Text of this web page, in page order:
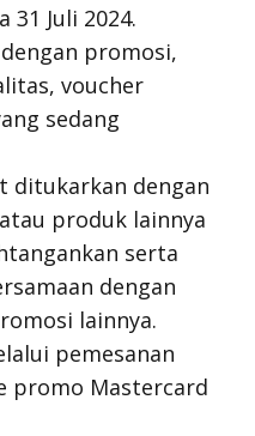
31 Juli 2024.
promosi,
voucher
sedang
ditukarkan dengan
produk lainnya
serta
dengan
lainnya.
pemesanan
promo Mastercard